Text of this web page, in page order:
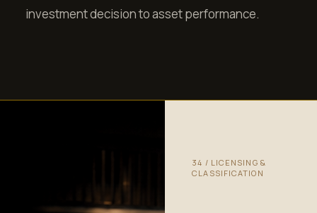
investment decision to asset performance.
34 / LICENSING &
CLASSIFICATION